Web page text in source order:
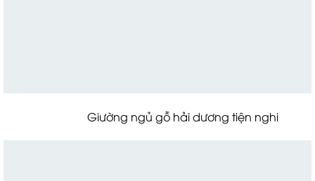
Giường ngủ gỗ hải dương tiện nghi